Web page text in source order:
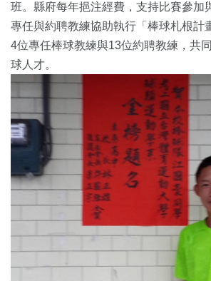
班。縣府每年挹注經費，支持比賽參加
專任與約聘教練協助執行「棒球札根計
4位專任棒球教練與13位約聘教練，共
球人才。